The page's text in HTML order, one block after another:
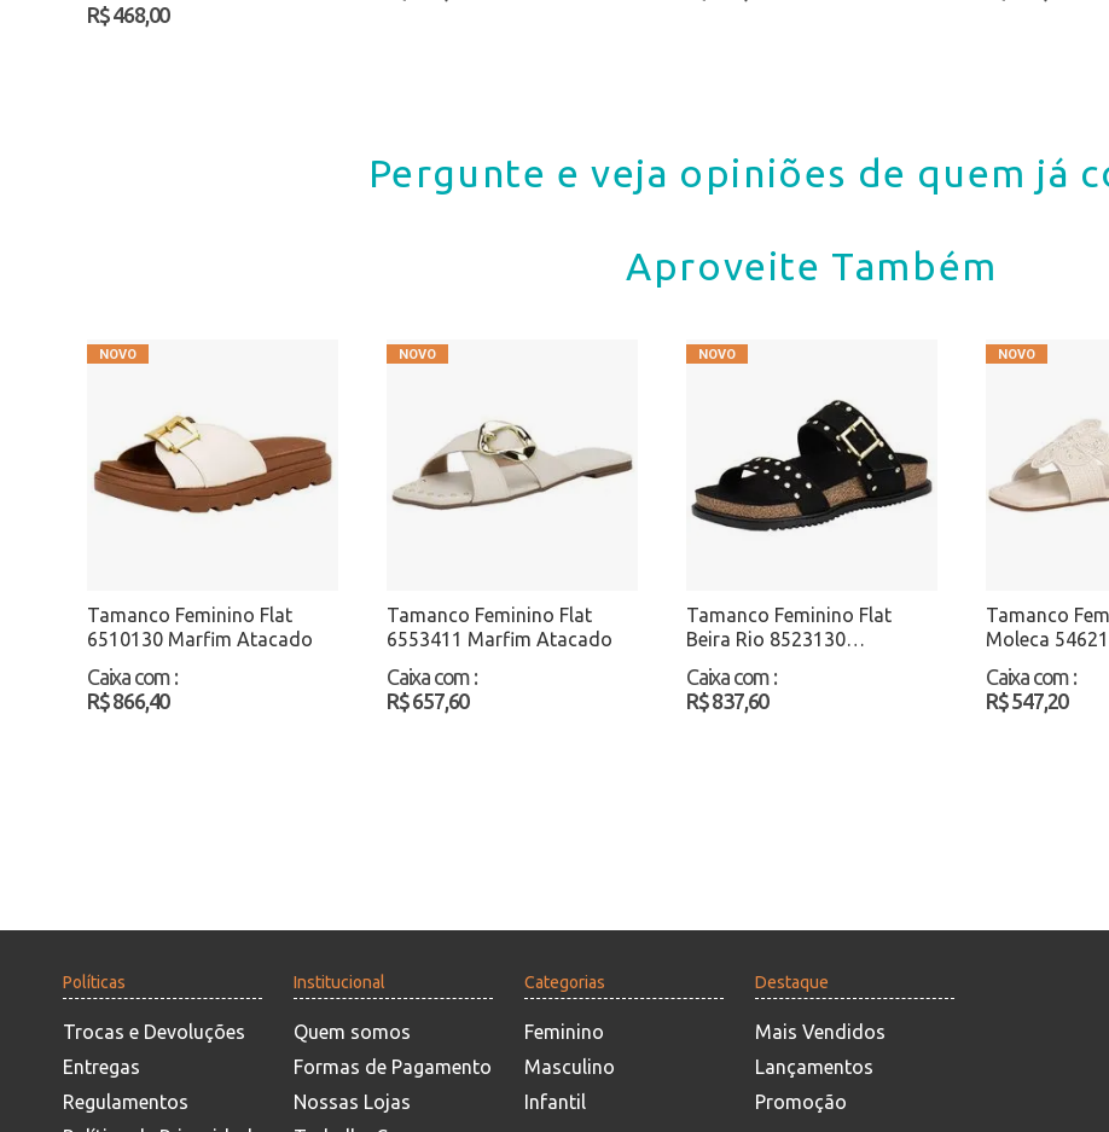
R$ 468,00
Pergunte e veja opiniões de quem já
Aproveite Também
Tamanco Feminino Flat
6510130 Marfim Atacado
Caixa com :
R$ 866,40
Tamanco Feminino Flat
6553411 Marfim Atacado
Caixa com :
R$ 657,60
Tamanco Feminino Flat
Beira Rio 8523130
Preto/Camurça Atacado
Caixa com :
R$ 837,60
Tamanco
Moleca
Atacado
Caixa com :
R$ 547,20
Políticas
Trocas e Devoluções
Entregas
Regulamentos
Institucional
Quem somos
Formas de Pagamento
Nossas Lojas
Categorias
Feminino
Masculino
Infantil
Destaque
Mais Vendidos
Lançamentos
Promoção